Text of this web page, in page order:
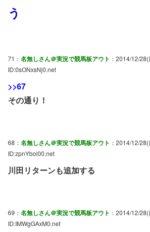
う
71： 名無しさん＠実況で競馬板アウト ：2014/12/
ID:0sONxsNj0.net
>>67
その通り！
68： 名無しさん＠実況で競馬板アウト ：2014/12/
ID:zpnYbol00.net
川田リターンも追加する
69： 名無しさん＠実況で競馬板アウト ：2014/12/
ID:IMWgGAxM0.net